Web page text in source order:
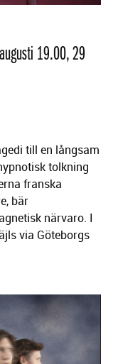
19.00, 29
till en långsam
tolkning
franska
bär
närvaro. I
via Göteborgs